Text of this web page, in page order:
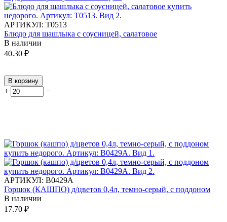
АРТИКУЛ: Т0513
Блюдо для шашлыка с соусницей, салатовое
В наличии
40.30 ₽
В корзину
+ −
АРТИКУЛ: В0429А
Горшок (КАШПО) д/цветов 0,4л, темно-серый, с поддоном
В наличии
17.70 ₽